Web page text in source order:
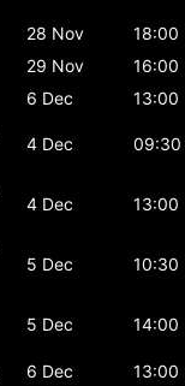
28 Nov
18:00
29 Nov
16:00
6 Dec
13:00
4 Dec 09:30
4 Dec 13:00
5 Dec 10:30
5 Dec 14:00
6 Dec
13:00